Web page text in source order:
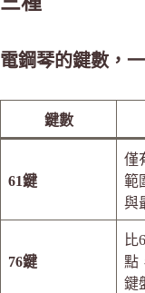
電鋼琴的鍵數，
鍵數
61鍵
僅
範
與
76鍵
比
點
鍵